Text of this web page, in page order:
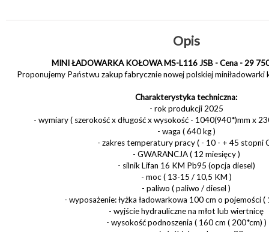
Opis
MINI ŁADOWARKA KOŁOWA MS-L116 JSB - Cena - 29
Proponujemy Państwu zakup fabrycznie nowej polskiej miniładowarki
Charakterystyka techniczna:
- rok produkcji 2025
- wymiary ( szerokość x długość x wysokość - 1040(940*)mm x
- waga ( 640 kg )
- zakres temperatury pracy ( - 10 - + 45 stopni
- GWARANCJA ( 12 miesięcy )
- silnik Lifan 16 KM Pb95 (opcja diesel)
- moc ( 13-15 / 10,5 KM )
- paliwo ( paliwo / diesel )
- wyposażenie: łyżka ładowarkowa 100 cm o pojemości
- wyjście hydrauliczne na młot lub wiertnicę
- wysokość podnoszenia ( 160 cm ( 200*cm) )